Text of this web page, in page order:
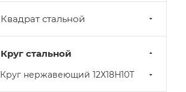
Квадрат стальной
Круг стальной
Круг нержавеющий 12Х18Н10Т